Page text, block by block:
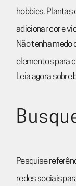
hobbies.
adicionar cor e
Não tenha medo
elementos para
Leia agora sobre
Pesquise
redes sociais